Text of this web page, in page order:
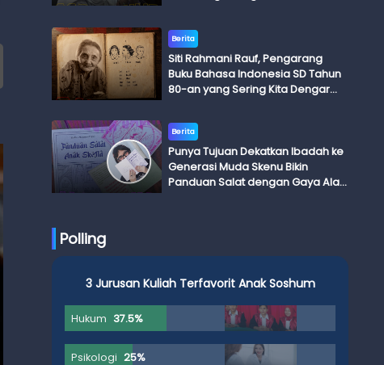
Berita
Siti Rahmani Rauf, Pengarang
Buku Bahasa Indonesia SD Tahun
80-an yang Sering Kita Dengar
Adik Budi
Berita
Punya Tujuan Dekatkan Ibadah ke
Generasi Muda Skenu Bikin
Panduan Salat dengan Gaya Ala
Polling
3 Jurusan Kuliah Terfavorit Anak Soshum
Hukum 37.5%
Psikologi 25%